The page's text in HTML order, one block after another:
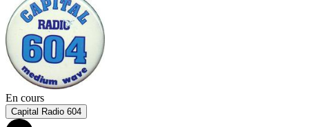
En cours
Capital Radio 604